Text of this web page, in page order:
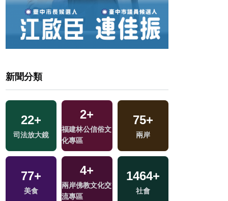
新聞分類
22+
司法放大鏡
2+
福建林公信俗文
化專區
75+
兩岸
77+
美食
4+
兩岸佛教文化交
流專區
1464+
社會